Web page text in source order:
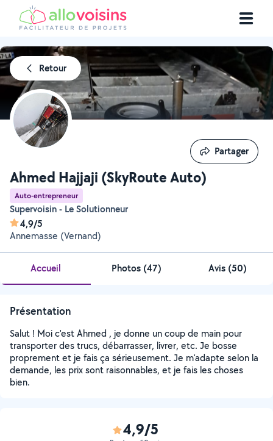
Retour
Ahmed Hajjaji (SkyRoute Auto)
Auto-entrepreneur
Supervoisin - Le Solutionneur
4,9/5
Annemasse (Vernand)
Partager
Partager
Accueil Photos (47) Avis (50)
Présentation
Salut ! Moi c'est Ahmed , je donne un coup de main pour
transporter des trucs, débarrasser, livrer, etc. Je bosse
proprement et je fais ça sérieusement. Je m'adapte selon la
demande, les prix sont raisonnables, et je fais les choses
bien.
4,9/5